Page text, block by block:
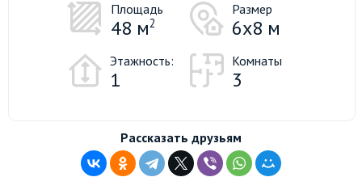
Площадь
48 м2
Размер
6х8 м
Этажность:
1
Комнаты
3
Рассказать друзьям